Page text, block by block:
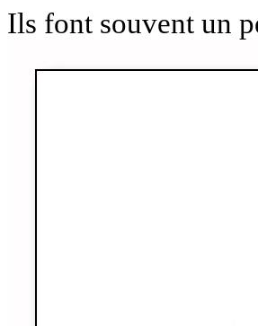
Ils font souvent un